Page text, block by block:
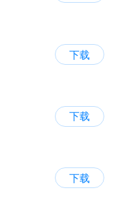
下载
下载
下载